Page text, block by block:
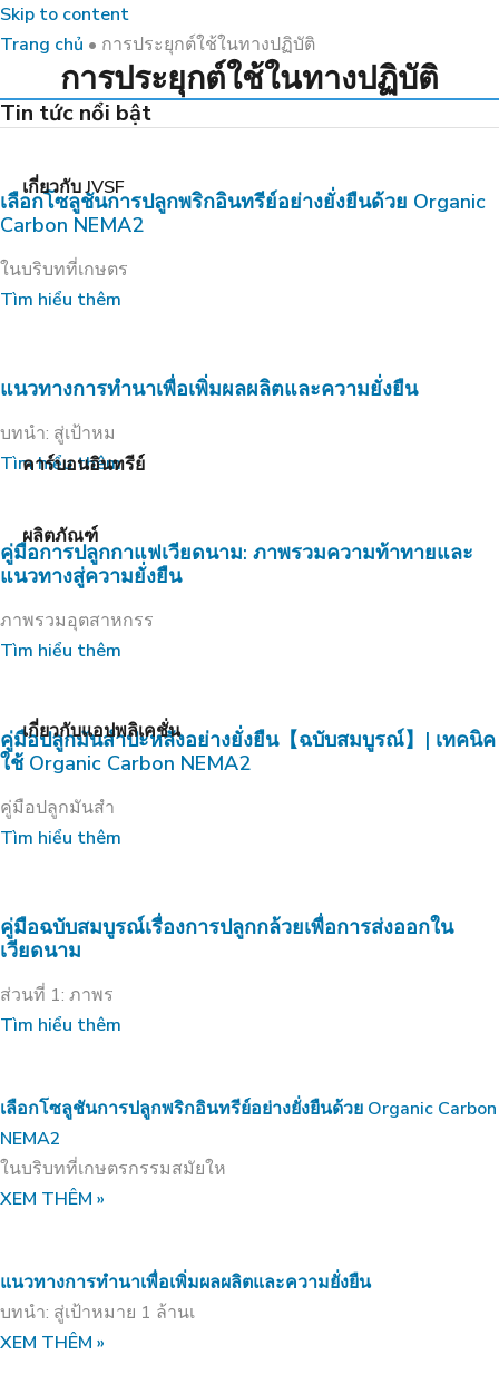
Skip to content
เกี่ยวกับ JVSF
คาร์บอนอินทรีย์
ผลิตภัณฑ์
เกี่ยวกับแอปพลิเคชั่น
Trang chủ • การประยุกต์ใช้ในทางปฏิบัติ
การประยุกต์ใช้ในทางปฏิบัติ
Tin tức nổi bật
เลือกโซลูชันการปลูกพริกอินทรีย์อย่างยั่งยืนด้วย Organic
Carbon NEMA2
ในบริบทที่เกษตร
Tìm hiểu thêm
แนวทางการทำนาเพื่อเพิ่มผลผลิตและความยั่งยืน
บทนำ: สู่เป้าหม
Tìm hiểu thêm
คู่มือการปลูกกาแฟเวียดนาม: ภาพรวมความท้าทายและ
แนวทางสู่ความยั่งยืน
ภาพรวมอุตสาหกรร
Tìm hiểu thêm
คู่มือปลูกมันสำปะหลังอย่างยั่งยืน【ฉบับสมบูรณ์】| เทคนิค
ใช้ Organic Carbon NEMA2
คู่มือปลูกมันสำ
Tìm hiểu thêm
คู่มือฉบับสมบูรณ์เรื่องการปลูกกล้วยเพื่อการส่งออกใน
เวียดนาม
ส่วนที่ 1: ภาพร
Tìm hiểu thêm
เลือกโซลูชันการปลูกพริกอินทรีย์อย่างยั่งยืนด้วย Organic Carbon
NEMA2
ในบริบทที่เกษตรกรรมสมัยให
XEM THÊM »
แนวทางการทำนาเพื่อเพิ่มผลผลิตและความยั่งยืน
บทนำ: สู่เป้าหมาย 1 ล้านเ
XEM THÊM »